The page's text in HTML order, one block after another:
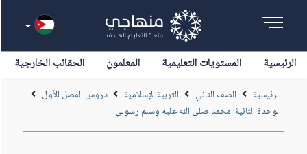
الرئيسية المستويات التعليمية المعلمون الحقائب الخارجية
الرئيسية الصف الثاني التربية الإسلامية
دروس الفصل الأول
الوحدة الثانية: محمد صلى الله عليه وسلم رسولي